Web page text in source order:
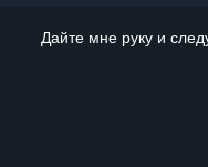
Дайте мне руку и